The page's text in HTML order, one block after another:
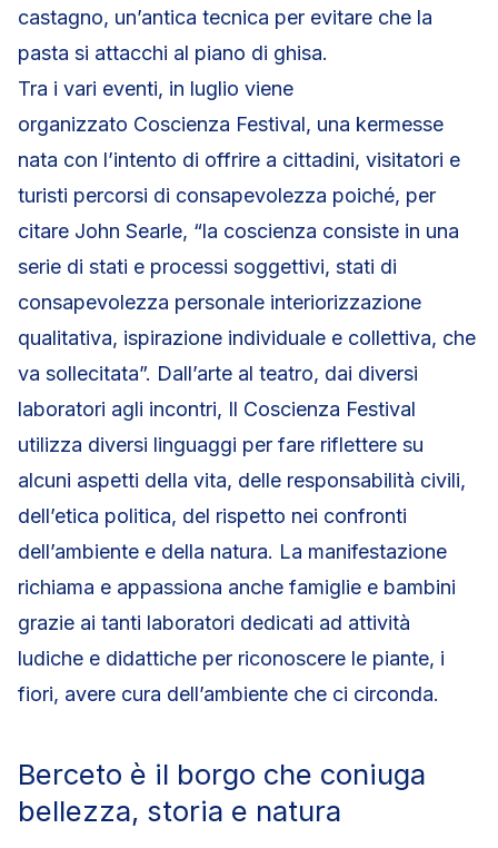
castagno, un’antica tecnica per evitare che la
pasta si attacchi al piano di ghisa.
Tra i vari eventi, in luglio viene
organizzato Coscienza Festival, una kermesse
nata con l’intento di offrire a cittadini, visitatori e
turisti percorsi di consapevolezza poiché, per
citare John Searle, “la coscienza consiste in una
serie di stati e processi soggettivi, stati di
consapevolezza personale interiorizzazione
qualitativa, ispirazione individuale e collettiva, che
va sollecitata”. Dall’arte al teatro, dai diversi
laboratori agli incontri, Il Coscienza Festival
utilizza diversi linguaggi per fare riflettere su
alcuni aspetti della vita, delle responsabilità civili,
dell’etica politica, del rispetto nei confronti
dell’ambiente e della natura. La manifestazione
richiama e appassiona anche famiglie e bambini
grazie ai tanti laboratori dedicati ad attività
ludiche e didattiche per riconoscere le piante, i
fiori, avere cura dell’ambiente che ci circonda.
Berceto è il borgo che coniuga
bellezza, storia e natura